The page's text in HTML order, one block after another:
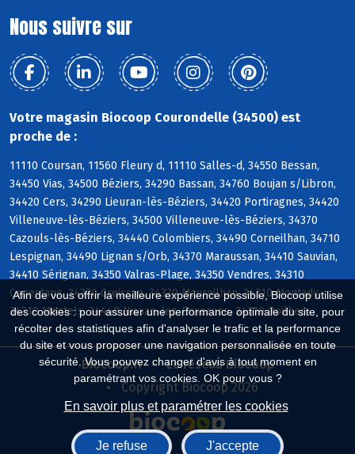
Afin de vous offrir la meilleure expérience possible, Biocoop utilise
des cookies : pour assurer une performance optimale du site, pour
récolter des statistiques afin d'analyser le trafic et la performance
du site et vous proposer une navigation personnalisée en toute
sécurité. Vous pouvez changer d'avis à tout moment en
paramétrant vos cookies. OK pour vous ?
En savoir plus et paramétrer les cookies
Je refuse J'accepte
Nous suivre sur
Votre magasin Biocoop Courondelle (34500) est
proche de :
11110 Coursan, 11560 Fleury d, 11110 Salles-d, 34550 Bessan,
34450 Vias, 34500 Béziers, 34290 Bassan, 34760 Boujan s/Libron,
34420 Cers, 34290 Lieuran-lès-Béziers, 34420 Portiragnes, 34420
Villeneuve-lès-Béziers, 34500 Villeneuve-lès-Béziers, 34370
Cazouls-lès-Béziers, 34440 Colombiers, 34490 Corneilhan, 34710
Lespignan, 34490 Lignan s/Orb, 34370 Maraussan, 34410 Sauvian,
34410 Sérignan, 34350 Valras-Plage, 34350 Vendres, 34310
Capestang, 34370 Creissan, 34370 Maureilhan, 34310 Montady,
34310 Montels, 34440 Nissan-lez-Enserune, 34310 Poilhes
Biocoop.fr
Le réseau Biocoop
Copyright Biocoop 2026